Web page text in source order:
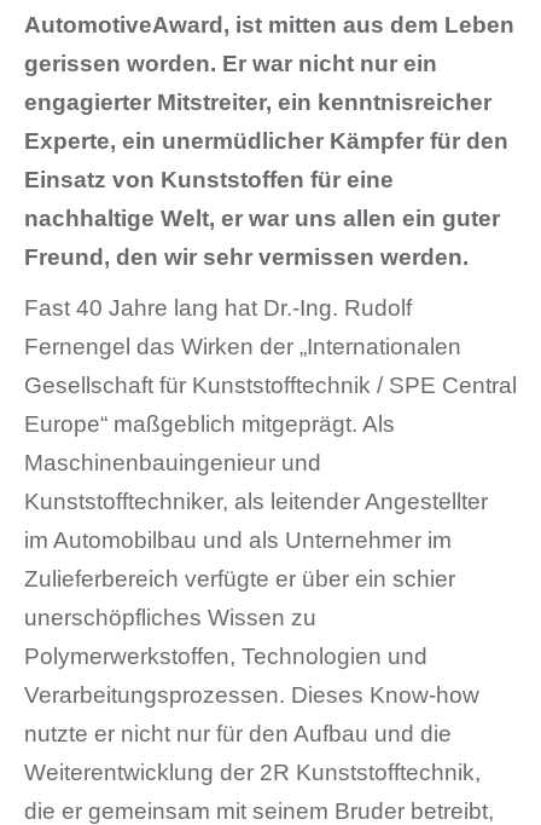
AutomotiveAward, ist mitten aus dem Leben
gerissen worden. Er war nicht nur ein
engagierter Mitstreiter, ein kenntnisreicher
Experte, ein unermüdlicher Kämpfer für den
Einsatz von Kunststoffen für eine
nachhaltige Welt, er war uns allen ein guter
Freund, den wir sehr vermissen werden.
Fast 40 Jahre lang hat Dr.-Ing. Rudolf
Fernengel das Wirken der „Internationalen
Gesellschaft für Kunststofftechnik / SPE Central
Europe“ maßgeblich mitgeprägt. Als
Maschinenbauingenieur und
Kunststofftechniker, als leitender Angestellter
im Automobilbau und als Unternehmer im
Zulieferbereich verfügte er über ein schier
unerschöpfliches Wissen zu
Polymerwerkstoffen, Technologien und
Verarbeitungsprozessen. Dieses Know-how
nutzte er nicht nur für den Aufbau und die
Weiterentwicklung der 2R Kunststofftechnik,
die er gemeinsam mit seinem Bruder betreibt,